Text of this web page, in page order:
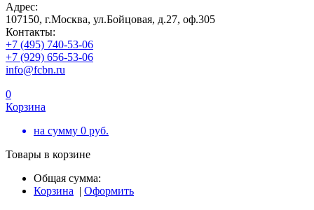
Адрес:
107150, г.Москва, ул.Бойцовая, д.27, оф.305
Контакты:
+7 (495) 740-53-06
+7 (929) 656-53-06
info@fcbn.ru
0
Корзина
на сумму 0 руб.
Товары в корзине
Общая сумма:
Корзина | Оформить